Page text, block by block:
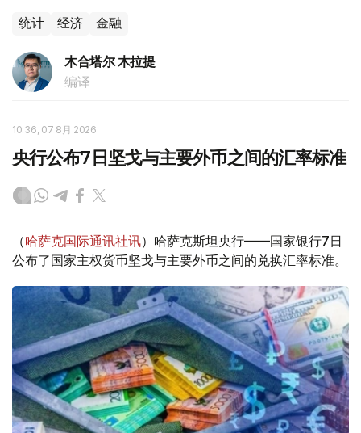
统计 经济 金融
木合塔尔 木拉提
编译
10:36, 07 8月 2026
央行公布7日坚戈与主要外币之间的汇率标准
（哈萨克国际通讯社讯）哈萨克斯坦央行——国家银行7日
公布了国家主权货币坚戈与主要外币之间的兑换汇率标准。